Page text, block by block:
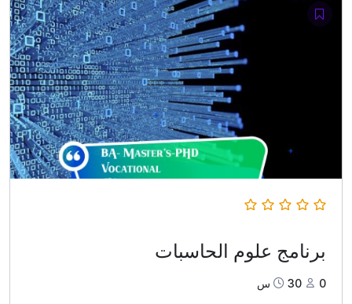
برنامج علوم الحاسبات
0 30س